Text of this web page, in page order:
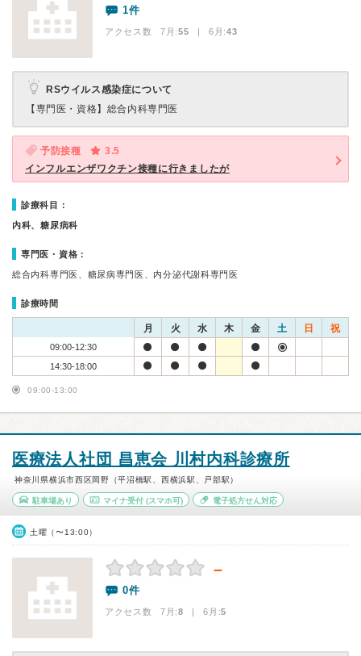
1件
アクセス数 7月:55 | 6月:43
RSウイルス感染症について
【専門医・資格】 総合内科専門医
予防接種
3.5
インフルエンザワクチン接種に行きましたが
診療科目：
内科、糖尿病科
専門医・資格：
総合内科専門医、糖尿病専門医、内分泌代謝科専門医
診療時間
月 火 水 木 金 土 日 祝
09:00-12:30
14:30-18:00
09:00-13:00
医療法人社団 昌恵会 川村内科診療所
神奈川県横浜市西区岡野（平沼橋駅、西横浜駅、戸部駅）
駐車場あり マイナ受付(スマホ可) 電子処方せん対応
土曜（〜13:00）
－
0件
アクセス数 7月:8 | 6月:5